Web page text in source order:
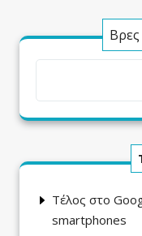
Τέλος στο
smartphones